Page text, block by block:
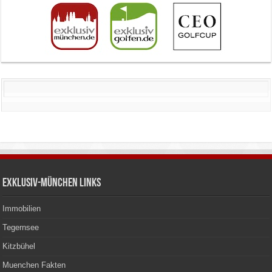
Exklusiv-München Links
Immobilien
Tegernsee
Kitzbühel
Muenchen Fakten